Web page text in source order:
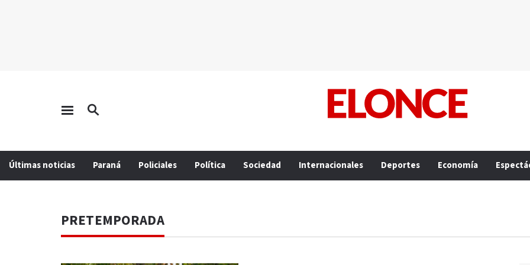
Últimas noticias Paraná Policiales Política Sociedad Internacionales Deportes Economía
PRETEMPORADA